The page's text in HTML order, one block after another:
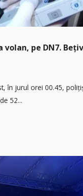
volan, pe DN7.
în jurul orei 00.45,
52...